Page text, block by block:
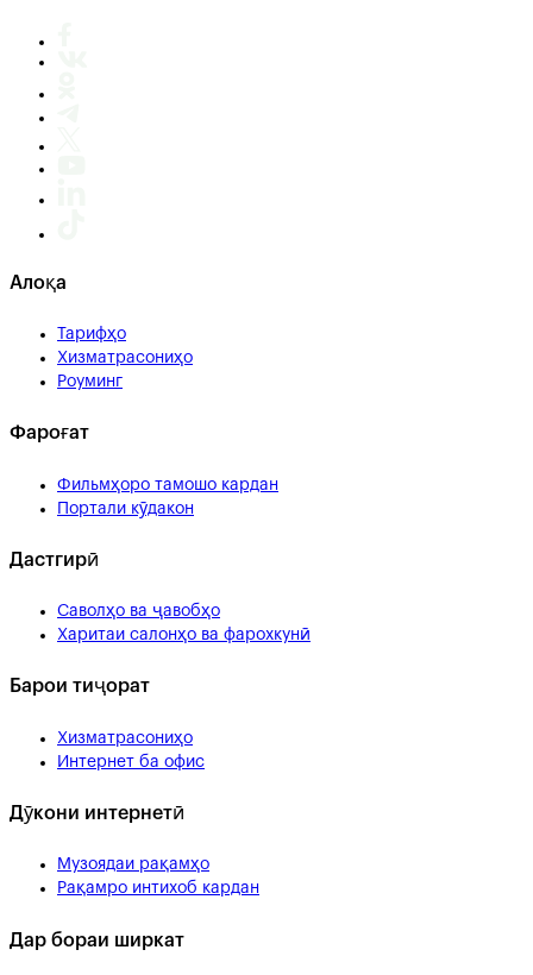
Алоқа
Тарифҳо
Хизматрасониҳо
Роуминг
Фароғат
Фильмҳоро тамошо кардан
Портали кӯдакон
Дастгирӣ
Саволҳо ва ҷавобҳо
Харитаи салонҳо ва фарохкунӣ
Барои тиҷорат
Хизматрасониҳо
Интернет ба офис
Дӯкони интернетӣ
Музоядаи рақамҳо
Рақамро интихоб кардан
Дар бораи ширкат